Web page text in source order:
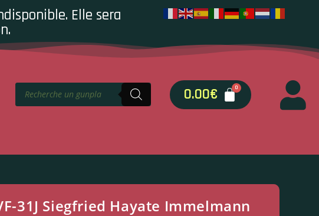
Elle sera
0.00€
31J Siegfried Hayate Immelmann